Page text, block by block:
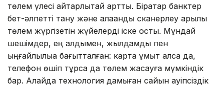
төлем үлесі айтарлықтай артты. Бірқатар банктер
бет-әлпетті тану және алақанды сканерлеу арқылы
төлем жүргізетін жүйелерді іске қосты. Мұндай
шешімдер, ең алдымен, жылдамдық пен
ыңғайлылыққа бағытталған: карта ұмыт қалса да,
телефон өшіп тұрса да төлем жасауға мүмкіндік
бар. Алайда технология дамыған сайын қауіпсіздік